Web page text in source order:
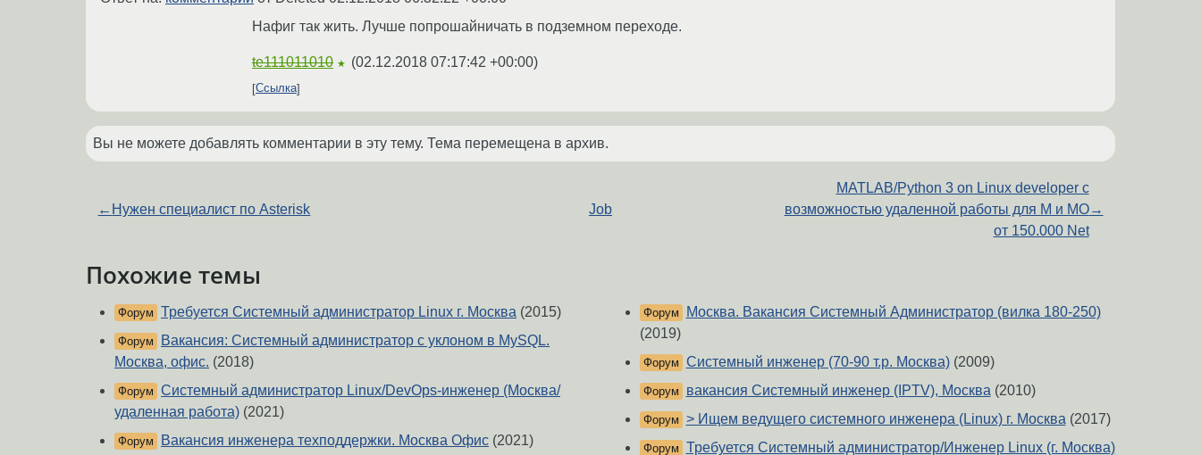
Нафиг так жить. Лучше попрошайничать в подземном переходе.
te111011010 ★ (02.12.2018 07:17:42 +00:00)
Ссылка
Вы не можете добавлять комментарии в эту тему. Тема перемещена в архив.
← Нужен специалист по Asterisk Job
MATLAB/Python 3 on Linux developer с
возможностью удаленной работы для М и МО
от 150.000 Net
→
Похожие темы
Форум Требуется Системный администратор Linux г. Москва (2015)
Форум
Вакансия: Системный администратор с уклоном в MySQL.
Москва, офис. (2018)
Форум Системный администратор Linux/DevOps-инженер (Москва/
удаленная работа) (2021)
Форум Вакансия инженера техподдержки. Москва Офис (2021)
Форум
Москва. Вакансия Системный Администратор (вилка 180-250)
(2019)
Форум Системный инженер (70-90 т.р. Москва)(2009)
Форум вакансия Системный инженер (IPTV), Москва(2010)
Форум > Ищем ведущего системного инженера (Linux) г. Москва(2017)
Форум Требуется Системный администратор/Инженер Linux (г. Москва)